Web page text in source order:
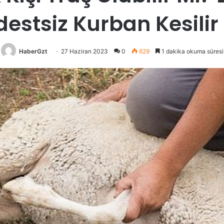
Kurban Kesilir
HaberGzt 27 Haziran 2023 0 629 1 dakika okuma süresi